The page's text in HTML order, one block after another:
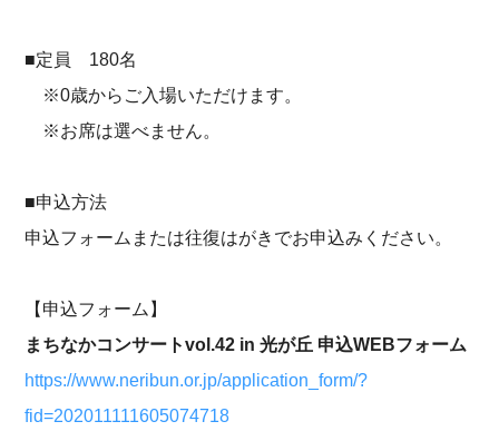
■定員 180名
※0歳からご入場いただけます。
※お席は選べません。
■申込方法
申込フォームまたは往復はがきでお申込みください。
【申込フォーム】
まちなかコンサートvol.42 in 光が丘 申込WEBフォーム
https://www.neribun.or.jp/application_form/?
fid=202011111605074718